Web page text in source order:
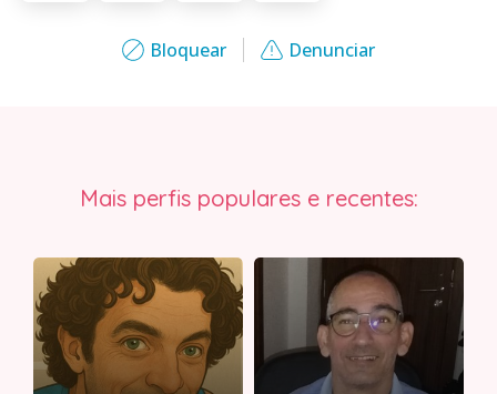
Bloquear Denunciar
Mais perfis populares e recentes: